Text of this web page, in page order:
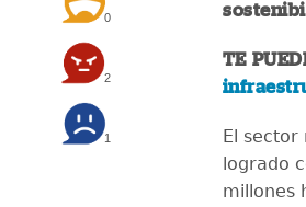
0
2
1
TE
El sector
logrado
millones